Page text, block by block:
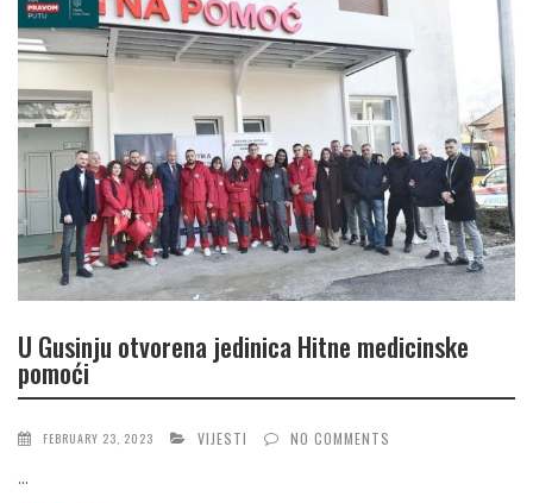
U Gusinju otvorena jedinica Hitne medicinske
pomoći
FEBRUARY 23, 2023 VIJESTI NO COMMENTS
...